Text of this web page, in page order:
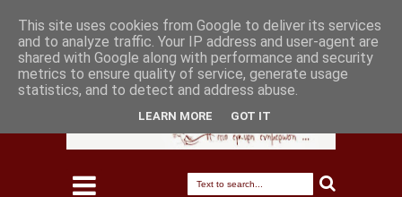
This site uses cookies from Google to deliver its services
and to analyze traffic. Your IP address and user-agent are
shared with Google along with performance and security
metrics to ensure quality of service, generate usage
statistics, and to detect and address abuse.
LEARN MORE GOT IT